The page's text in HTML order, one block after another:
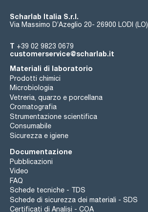
Scharlab Italia S.r.l.
Via Massimo D’Azeglio 20- 26900 LODI (LO)
T +39 02 9823 0679
customerservice@scharlab.it
Materiali di laboratorio
Prodotti chimici
Microbiologia
Vetreria, quarzo e porcellana
Cromatografia
Strumentazione scientifica
Consumabile
Sicurezza e igiene
Documentazione
Pubblicazioni
Video
FAQ
Schede tecniche - TDS
Schede di sicurezza dei materiali - SDS
Certificati di Analisi - COA